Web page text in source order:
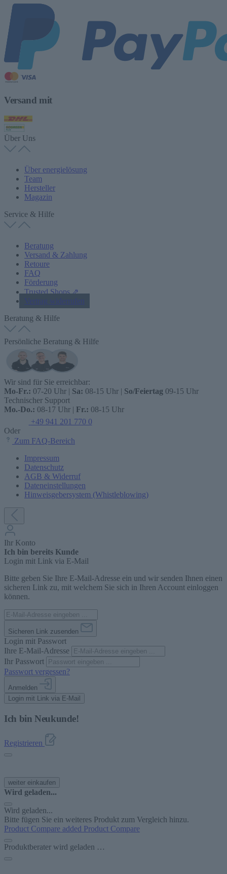
Versand mit
Über Uns
Über energielösung
Team
Hersteller
Magazin
Service & Hilfe
Beratung
Versand & Zahlung
Retoure
FAQ
Förderung
Trusted Shops ⇗
Vertrag widerrufen
Beratung & Hilfe
Persönliche Beratung & Hilfe
Wir sind für Sie erreichbar:
Mo-Fr.: 07-20 Uhr | Sa: 08-15 Uhr | So/Feiertag 09-15 Uhr
Technischer Support
Mo.-Do.: 08-17 Uhr | Fr.: 08-15 Uhr
+49 941 201 770 0
Oder
Zum FAQ-Bereich
Impressum
Datenschutz
AGB & Widerruf
Dateneinstellungen
Hinweisgebersystem (Whistleblowing)
Ihr Konto
Ich bin bereits Kunde
Login mit Link via E-Mail
Bitte geben Sie Ihre E-Mail-Adresse ein und wir senden Ihnen einen
sicheren Link zu, mit welchem Sie sich in Ihren Account einloggen
können.
Sicheren Link zusenden
Login mit Passwort
Ihre E-Mail-Adresse
Ihr Passwort
Passwort vergessen?
Anmelden
Login mit Link via E-Mail
Ich bin Neukunde!
Registrieren
weiter einkaufen
Wird geladen...
Wird geladen...
Bitte fügen Sie ein weiteres Produkt zum Vergleich hinzu.
Product Compare added Product Compare
Produktberater wird geladen …